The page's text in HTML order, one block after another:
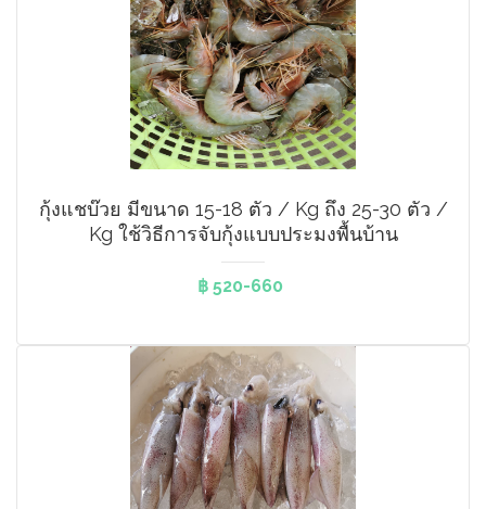
กุ้งแชบ๊วย มีขนาด 15-18 ตัว / Kg ถึง 25-30 ตัว /
Kg ใช้วิธีการจับกุ้งแบบประมงพื้นบ้าน
฿ 520-660